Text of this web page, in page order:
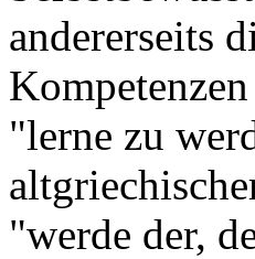
andererseits
"lerne zu
"werde der,